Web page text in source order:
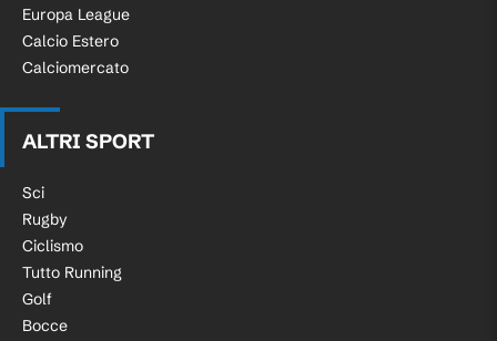
Europa League
Calcio Estero
Calciomercato
ALTRI SPORT
Sci
Rugby
Ciclismo
Tutto Running
Golf
Bocce